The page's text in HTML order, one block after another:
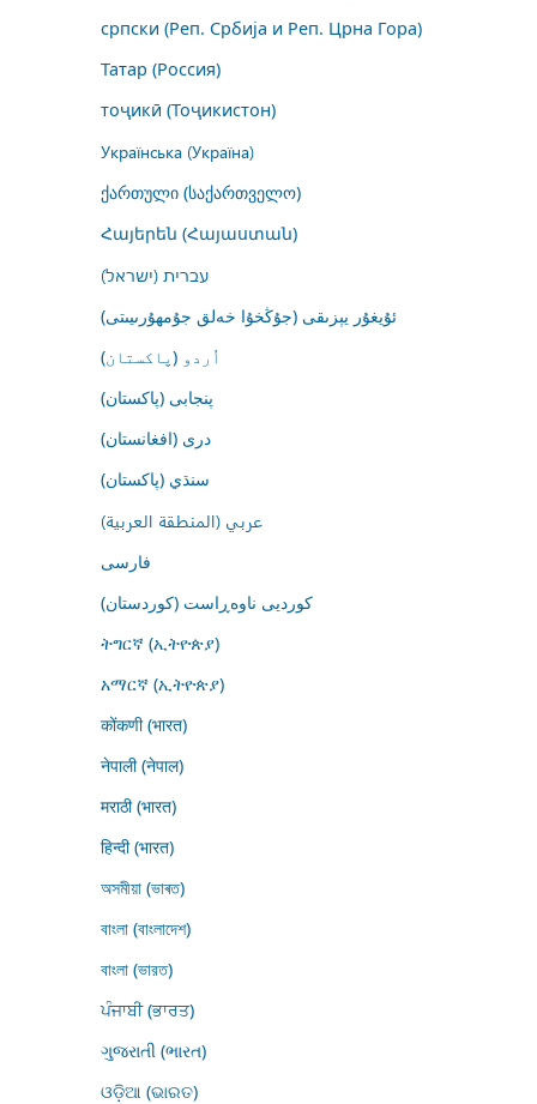
српски (Реп. Србија и Реп. Црна Гора)
Татар (Россия)
тоҷикӣ (Тоҷикистон)
Українська (Україна)
ქართული (საქართველო)
Հայերեն (Հայաստան)
עברית (ישראל)
ئۇيغۇر يېزىقى (جۇڭخۇا خەلق جۇمھۇرىيىتى)
اُردو (پاکستان)
پنجابی (پاکستان)
درى (افغانستان)
سنڌي (پاکستان)
عربي (المنطقة العربية)
فارسى
کوردیی ناوەڕاست (کوردستان)
ትግርኛ (ኢትዮጵያ)
አማርኛ (ኢትዮጵያ)
कोंकणी (भारत)
नेपाली (नेपाल)
मराठी (भारत)
हिन्दी (भारत)
অসমীয়া (ভাৰত)
বাংলা (বাংলাদেশ)
বাংলা (ভারত)
ਪੰਜਾਬੀ (ਭਾਰਤ)
ગુજરાતી (ભારત)
ଓଡ଼ିଆ (ଭାରତ)